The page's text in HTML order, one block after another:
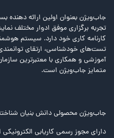
جاب‌ویژن بعنوان اولین ارائه دهنده
تجربه برگزاری موفق ادوار مختلف
کارنامه کاری خود دارد. سیستم
تست‌های خودشناسی، ارتقای
آموزشی و همکاری با معتبرترین
متمایز جاب‌ویژن است.
جاب‌ویژن محصولی دانش بنیان
دارای مجوز رسمی کاریابی الکترونیکی